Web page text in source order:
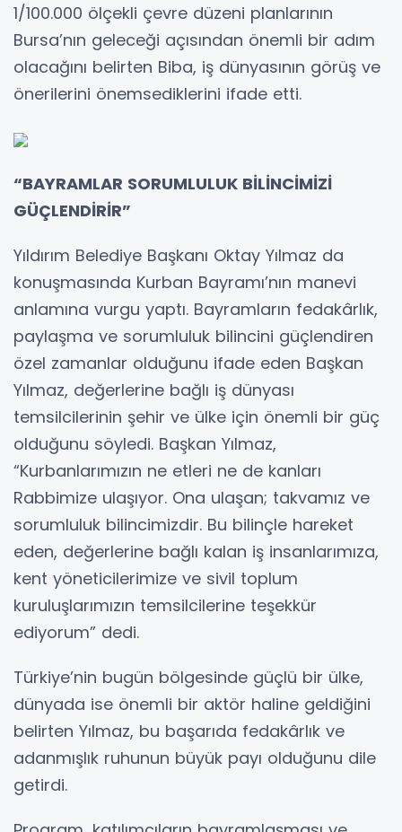
1/100.000 ölçekli çevre düzeni planlarının
Bursa’nın geleceği açısından önemli bir adım
olacağını belirten Biba, iş dünyasının görüş ve
önerilerini önemsediklerini ifade etti.
“BAYRAMLAR SORUMLULUK BİLİNCİMİZİ
GÜÇLENDİRİR”
Yıldırım Belediye Başkanı Oktay Yılmaz da
konuşmasında Kurban Bayramı’nın manevi
anlamına vurgu yaptı. Bayramların fedakârlık,
paylaşma ve sorumluluk bilincini güçlendiren
özel zamanlar olduğunu ifade eden Başkan
Yılmaz, değerlerine bağlı iş dünyası
temsilcilerinin şehir ve ülke için önemli bir güç
olduğunu söyledi. Başkan Yılmaz,
“Kurbanlarımızın ne etleri ne de kanları
Rabbimize ulaşıyor. Ona ulaşan; takvamız ve
sorumluluk bilincimizdir. Bu bilinçle hareket
eden, değerlerine bağlı kalan iş insanlarımıza,
kent yöneticilerimize ve sivil toplum
kuruluşlarımızın temsilcilerine teşekkür
ediyorum” dedi.
Türkiye’nin bugün bölgesinde güçlü bir ülke,
dünyada ise önemli bir aktör haline geldiğini
belirten Yılmaz, bu başarıda fedakârlık ve
adanmışlık ruhunun büyük payı olduğunu dile
getirdi.